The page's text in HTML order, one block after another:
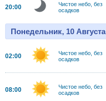
20:00
Чистое небо, без
осадков
Понедельник, 10 Августа
02:00
Чистое небо, без
осадков
08:00
Чистое небо, без
осадков